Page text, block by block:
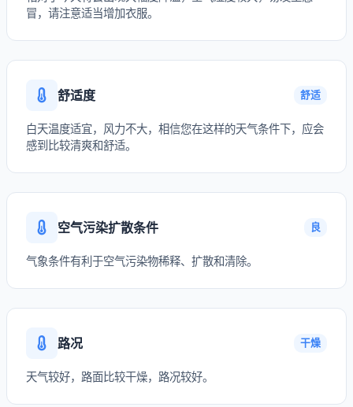
冒，请注意适当增加衣服。
舒适度 舒适
白天温度适宜，风力不大，相信您在这样的天气条件下，应会
感到比较清爽和舒适。
空气污染扩散条件 良
气象条件有利于空气污染物稀释、扩散和清除。
路况 干燥
天气较好，路面比较干燥，路况较好。